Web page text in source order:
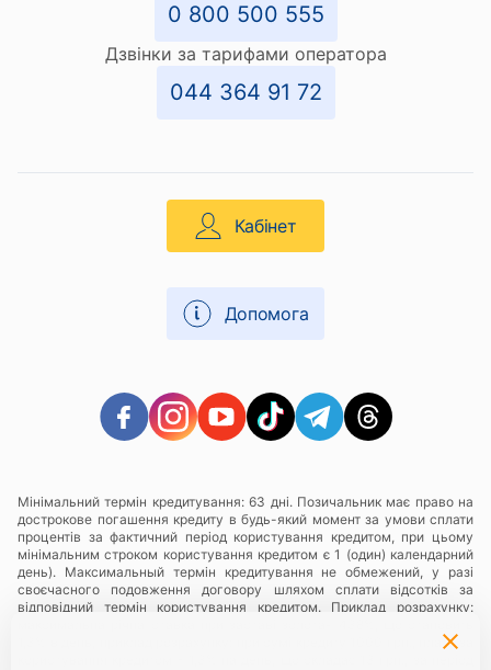
0 800 500 555
Дзвінки за тарифами оператора
044 364 91 72
Кабінет
Допомога
Мінімальний термін кредитування: 63 дні. Позичальник має право на
дострокове погашення кредиту в будь-який момент за умови сплати
процентів за фактичний період користування кредитом, при цьому
мінімальним строком користування кредитом є 1 (один) календарний
день). Максимальный термін кредитування не обмежений, у разі
своєчасного подовження договору шляхом сплати відсотків за
відповідний термін користування кредитом. Приклад розрахунку:
1,3% в день, приклад розрахунку: при сумі кредиту 1000 грн., плата за